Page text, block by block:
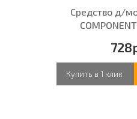
Средство д/
Купить в 1 клик